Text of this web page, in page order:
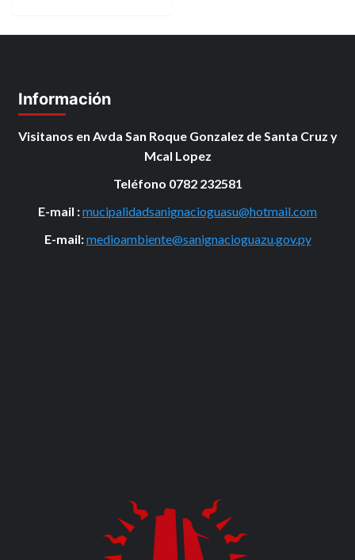
Información
Visitanos en Avda San Roque Gonzalez de Santa Cruz y
Mcal Lopez
Teléfono 0782 232581
E-mail :mucipalidadsanignacioguasu@hotmail.com
E-mail:medioambiente@sanignacioguazu.gov.py